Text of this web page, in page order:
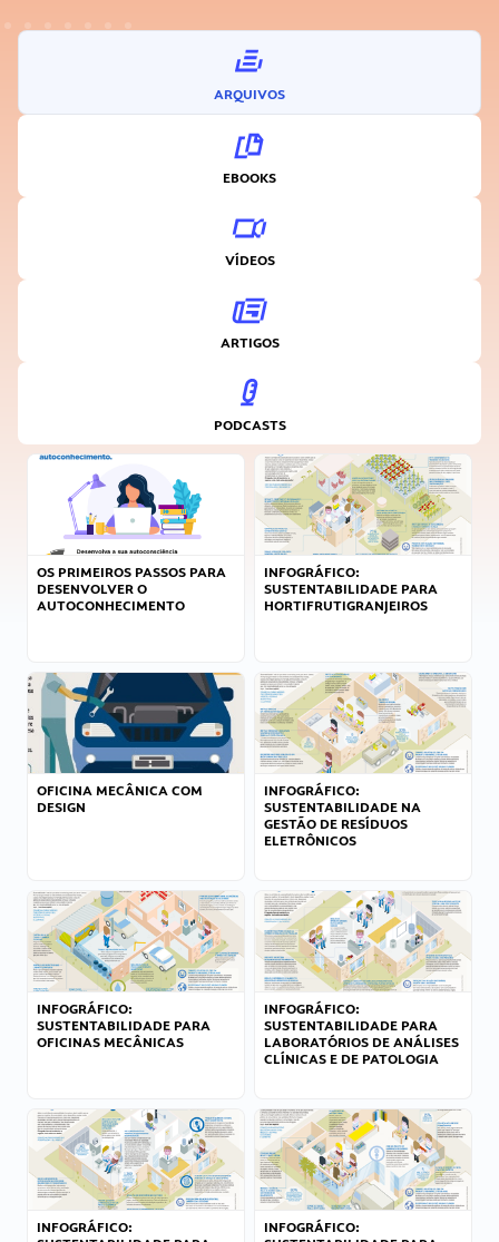
ARQUIVOS
EBOOKS
VÍDEOS
ARTIGOS
PODCASTS
OS PRIMEIROS PASSOS PARA
DESENVOLVER O
AUTOCONHECIMENTO
INFOGRÁFICO:
SUSTENTABILIDADE PARA
HORTIFRUTIGRANJEIROS
OFICINA MECÂNICA COM
DESIGN
INFOGRÁFICO:
SUSTENTABILIDADE NA
GESTÃO DE RESÍDUOS
ELETRÔNICOS
INFOGRÁFICO:
SUSTENTABILIDADE PARA
OFICINAS MECÂNICAS
INFOGRÁFICO:
SUSTENTABILIDADE PARA
LABORATÓRIOS DE ANÁLISES
CLÍNICAS E DE PATOLOGIA
INFOGRÁFICO:
INFOGRÁFICO: